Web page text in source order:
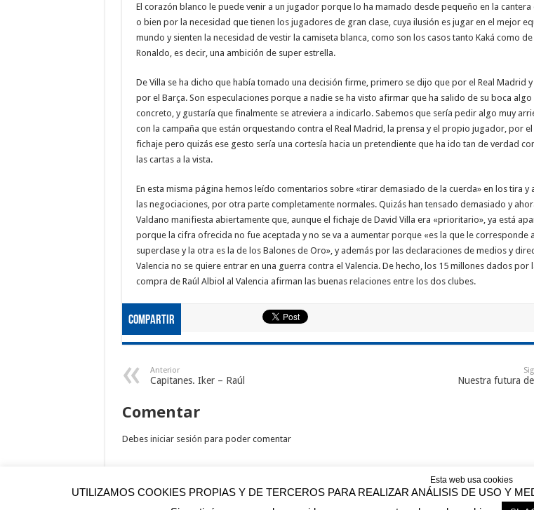
El corazón blanco le puede venir a un jugador porque lo ha mamado desde pequeño en la cantera
o bien por la necesidad que tienen los jugadores de gran clase, cuya ilusión es jugar en el mejor
mundo y sienten la necesidad de vestir la camiseta blanca, como son los casos tanto Kaká como
Ronaldo, es decir, una ambición de super estrella.
De Villa se ha dicho que había tomado una decisión firme, primero se dijo que por el Real Madrid
por el Barça. Son especulaciones porque a nadie se ha visto afirmar que ha salido de su boca algo
concreto, y gustaría que finalmente se atreviera a indicarlo. Sabemos que sería pedir algo muy
con la campaña que están orquestando contra el Real Madrid, la prensa y el propio jugador, por
fichaje pero quizás ese gesto sería una cortesía hacia un pretendiente que ha ido tan de verdad
las cartas a la vista.
En esta misma página hemos leído comentarios sobre «tirar demasiado de la cuerda» en los tira y
las negociaciones, por otra parte completamente normales. Quizás han tensado demasiado y
Valdano manifiesta abiertamente que, aunque el fichaje de David Villa era «prioritario», ya está
porque la cifra ofrecida no fue aceptada y no se va a aumentar porque «es la que le corresponde
superclase y la otra es la de los Balones de Oro», y además por las declaraciones de medios y
Valencia no se quiere entrar en una guerra contra el Valencia. De hecho, los 15 millones dados por
compra de Raúl Albiol al Valencia afirman las buenas relaciones entre los dos clubes.
Compartir
Anterior
Capitanes. Iker – Raúl Nuestra futura
Comentar
Debes iniciar sesión para poder comentar
Esta web usa cookies
UTILIZAMOS COOKIES PROPIAS Y DE TERCEROS PARA REALIZAR ANÁLISIS DE USO Y